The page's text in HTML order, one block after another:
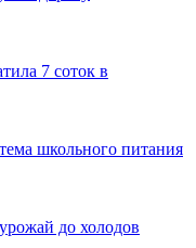
7 соток в
школьного питания
до холодов